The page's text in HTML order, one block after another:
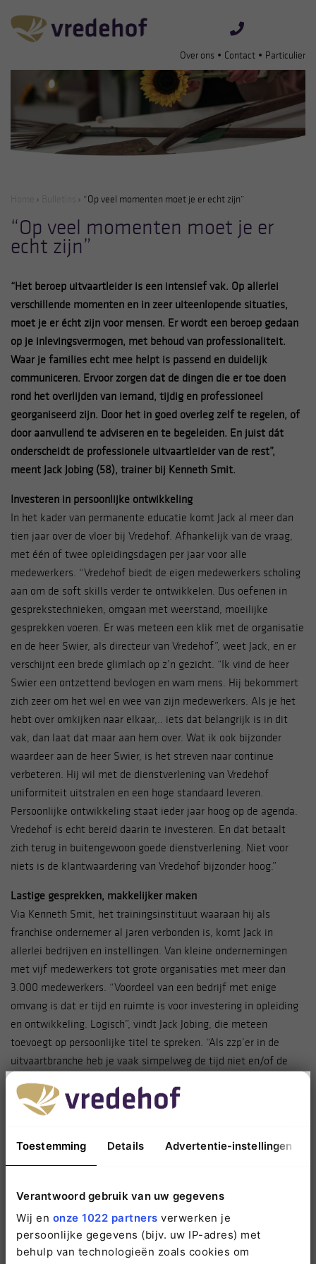
Toestemming Details Advertentie-instellingen
Verantwoord gebruik van uw gegevens
Wij en onze 1022 partners verwerken je
persoonlijke gegevens (bijv. uw IP-adres) met
behulp van technologieën zoals cookies om
Over ons • Contact • Particulier
“Op veel momenten moet je er echt zijn”
“Op veel momenten moet je er
echt zijn”
“Het beroep uitvaartleider is een intensief vak. Op allerlei
verschillende momenten en in zeer uiteenlopende situaties,
moet je er écht zijn voor mensen. Er wordt een beroep gedaan
op je inlevingsvermogen, met behoud van professionaliteit.
Waar je families echt mee helpt is passend en duidelijk
communiceren. Ervoor zorgen dat de dingen die er toe doen
rond het overlijden van iemand, tijdig en professioneel
georganiseerd zijn. Door het in goed overleg zelf te regelen, of
door aanvullend te adviseren en te begeleiden. En juist dát
onderscheidt de professionele uitvaartleider van de rest”,
meent Jack Jobing (58), trainer bij Kenneth Smit.
Investeren in persoonlijke ontwikkeling
In het kader van permanente educatie komt Jack al meer dan
tien jaar over de vloer bij Vredehof. Afhankelijk van de vraag,
met één of twee opleidingsdagen per jaar voor alle
medewerkers. “Vredehof biedt de eigen medewerkers scholing
aan om de soft skills verder te ontwikkelen. Dus oefenen in
gesprekstechnieken, omgaan met weerstand, moeilijke
gesprekken voeren. Er was meteen een klik met de organisatie
en de heer Swier, als directeur van Vredehof”, weet Jack, en er
verschijnt een brede glimlach op z’n gezicht. “Ik vind de heer
Swier een ontzettend bevlogen en wam mens. Hij bekommert
zich zeer om het wel en wee van zijn medewerkers. Als je het
hebt over omkijken naar elkaar,.. iets dat belangrijk is in dit
vak, dan laat dat maar aan hem over. Wat ik ook bijzonder
waardeer aan de heer Swier, is het streven naar continue
verbeteren. Hij wil met de dienstverlening van Vredehof
uniformiteit uitstralen en een hoge standaard leveren.
Persoonlijke ontwikkeling staat ieder jaar hoog op de agenda.
Vredehof is echt bereid daarin te investeren. En dat betaalt
zich terug in buitengewoon goede dienstverlening. Niet voor
niets is de klantwaardering van Vredehof bijzonder hoog.”
Lastige gesprekken, makkelijker maken
Via Kenneth Smit, het trainingsinstituut waaraan hij als
franchise ondernemer al jaren verbonden is, komt Jack in
allerlei bedrijven en instellingen. Van kleine ondernemingen
met vijf medewerkers tot grote organisaties met meer dan
3.000 medewerkers. “Voordeel van een bedrijf met enige
omvang is dat er tijd en ruimte is voor investering in opleiding
en ontwikkeling. Logisch”, vindt Jack Jobing, die meteen
toevoegt op persoonlijke titel te spreken. “Als zzp’er in de
uitvaartbranche heb je vaak simpelweg de tijd niet en/of de
alles zelf doen als kleine zelfstandige. Dat maakt je kwetsbaar
en het is meteen ook een gevaar voor je onderneming, waarin
eerste trainingen die hij gaf bij Vredehof. Daaraan gingen een
paar goede gesprekken vooraf met de heer Swier en HRM-
adviseur Inge Braamhaar. We zochten echt naar meerwaarde en
een verdiepingsslag. Dit leidde tot een training waarin we
gesprektechnieken en -vaardigheden geoefend hebben in
rollenspellen met een camera erbij.” Jack begint te lachen: “ik